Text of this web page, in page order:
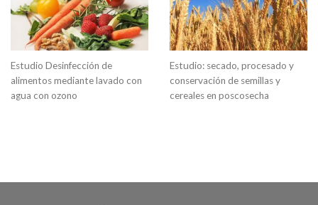
Estudio Desinfección de
alimentos mediante lavado con
agua con ozono
Estudio: secado, procesado y
conservación de semillas y
cereales en poscosecha